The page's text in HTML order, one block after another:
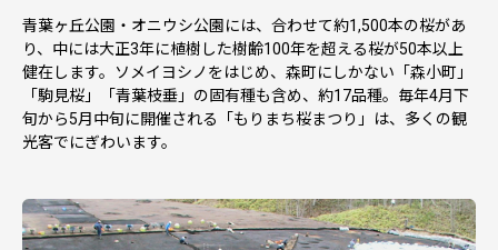
青葉ヶ丘公園・オニウシ公園には、合わせて約1,500本の桜があ
り、中には大正3年に植樹した樹齢100年を超える桜が50本以上
健在します。ソメイヨシノをはじめ、森町にしかない「森小町」
「駒見桜」「青葉枝垂」の固有種も含め、約17品種。毎年4月下
旬から5月中旬に開催される「もりまち桜まつり」は、多くの観
光客でにぎわいます。